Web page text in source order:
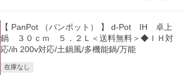
【 PanPot （パンポット） 】 d-Pot IH 卓上
鍋 ３０ｃｍ ５．２Ｌ＜送料無料＞◆ＩＨ対
応/ih 200v対応/土鍋風/多機能鍋/万能
在庫なし